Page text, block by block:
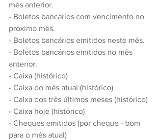
mês anterior.
- Boletos bancários com vencimento no
próximo mês.
- Boletos bancários emitidos neste mês.
- Boletos bancários emitidos no mês
anterior.
- Caixa (histórico)
- Caixa do mês atual (histórico)
- Caixa dos três últimos meses (histórico)
- Caixa hoje (histórico)
- Cheques emitidos (por cheque - bom
para o mês atual)